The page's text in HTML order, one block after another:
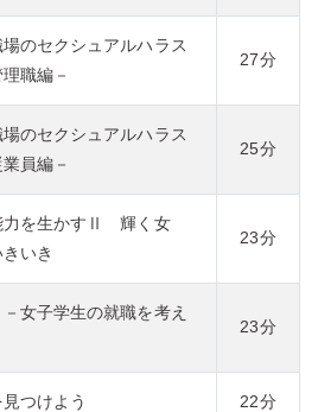
のセクシュアルハラス
職編－
27分
のセクシュアルハラス
員編－
25分
力を生かすⅡ 輝く女
いき
23分
女子学生の就職を考え
23分
つけよう 22分